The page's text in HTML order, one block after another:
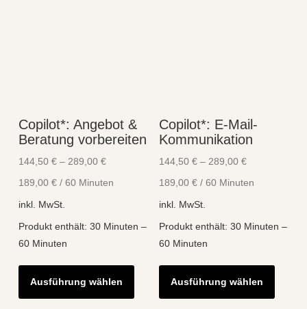
Copilot*: Angebot &
Beratung vorbereiten
144,50 €– 289,00 €
189,00 €/ 60 Minuten
inkl. MwSt.
Produkt enthält: 30 Minuten –
60 Minuten
Ausführung wählen
Dieses
Produkt
weist
Copilot*: E-Mail-
Kommunikation
144,50 €– 289,00 €
189,00 €/ 60 Minuten
inkl. MwSt.
Produkt enthält: 30 Minuten –
60 Minuten
Ausführung wählen
weist